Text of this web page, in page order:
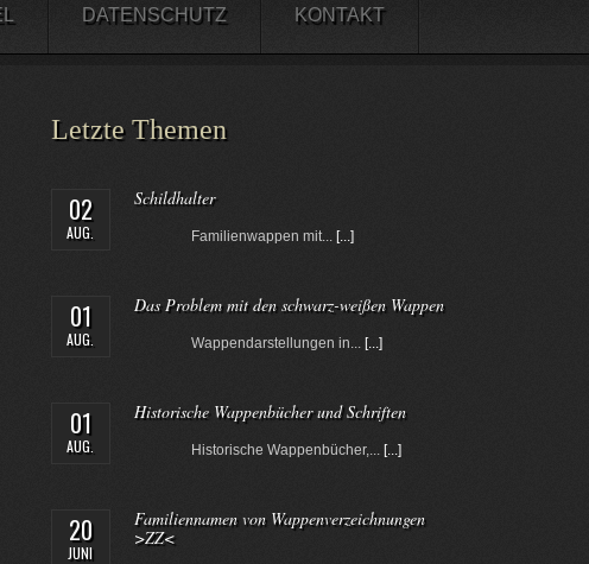
DATENSCHUTZ KONTAKT
Letzte Themen
02
AUG.
Schildhalter
Familienwappen mit... [...]
01
AUG.
Das Problem mit den schwarz-weißen Wappen
Wappendarstellungen in... [...]
01
AUG.
Historische Wappenbücher und Schriften
Historische Wappenbücher,... [...]
20
JUNI
Familiennamen von Wappenverzeichnungen
>ZZ<